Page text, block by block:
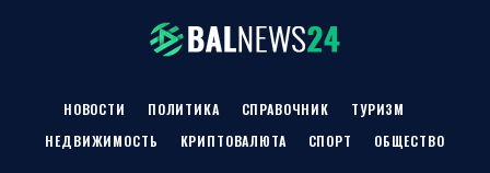
НОВОСТИ ПОЛИТИКА СПРАВОЧНИК
ТУРИЗМ
НЕДВИЖИМОСТЬ
КРИПТОВАЛЮТА СПОРТ ОБЩЕСТВО